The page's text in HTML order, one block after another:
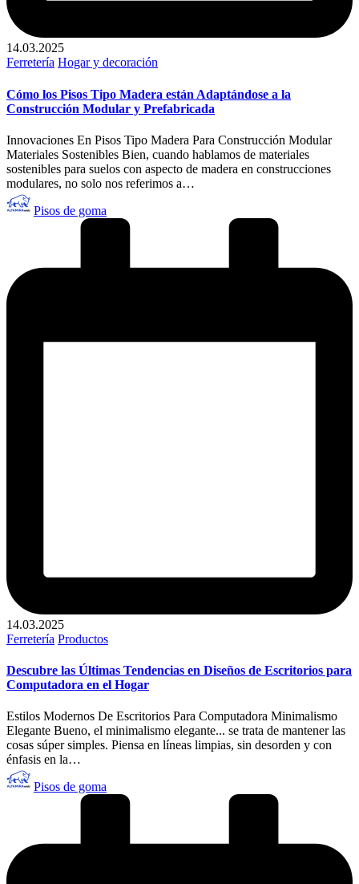
14.03.2025
Publicado
Ferretería Hogar y decoración
Cómo los Pisos Tipo Madera están Adaptándose a la
Construcción Modular y Prefabricada
Innovaciones En Pisos Tipo Madera Para Construcción Modular
Materiales Sostenibles Bien, cuando hablamos de materiales
sostenibles para suelos con aspecto de madera en construcciones
modulares, no solo nos referimos a…
Publicado
por
Pisos de goma
14.03.2025
Publicado
Ferretería Productos
Descubre las Últimas Tendencias en Diseños de Escritorios para
Computadora en el Hogar
Estilos Modernos De Escritorios Para Computadora Minimalismo
Elegante Bueno, el minimalismo elegante... se trata de mantener las
cosas súper simples. Piensa en líneas limpias, sin desorden y con
énfasis en la…
Publicado
por
Pisos de goma